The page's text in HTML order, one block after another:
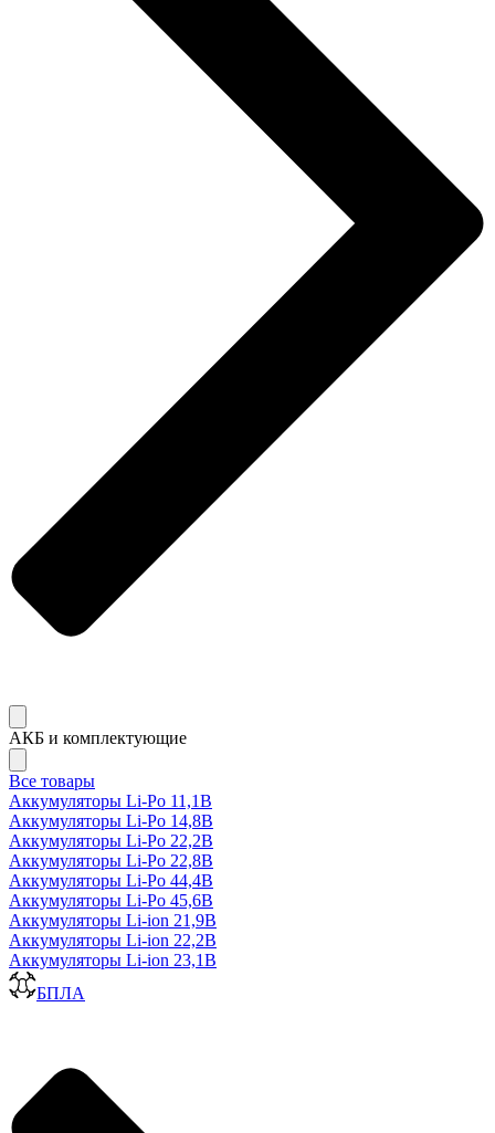
АКБ и комплектующие
Все товары
Аккумуляторы Li-Po 11,1В
Аккумуляторы Li-Po 14,8В
Аккумуляторы Li-Po 22,2В
Аккумуляторы Li-Po 22,8В
Аккумуляторы Li-Po 44,4В
Аккумуляторы Li-Po 45,6В
Аккумуляторы Li-ion 21,9В
Аккумуляторы Li-ion 22,2В
Аккумуляторы Li-ion 23,1В
БПЛА